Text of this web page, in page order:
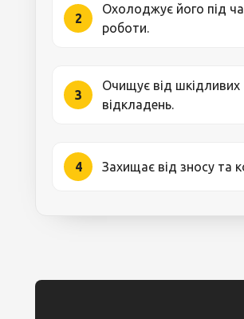
2
Охолоджує його під
роботи.
3
Очищує від шкідливих
відкладень.
4 Захищає від зносу та